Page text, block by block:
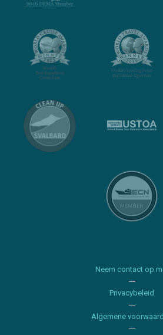
Neem contact op
Privacybeleid
Algemene